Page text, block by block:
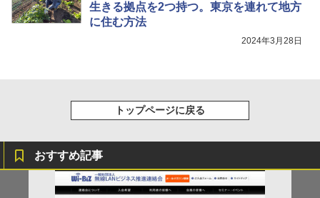
生きる拠点を2つ持つ。東京を連れて地方
に住む方法
2024年3月28日
トップページに戻る
おすすめ記事